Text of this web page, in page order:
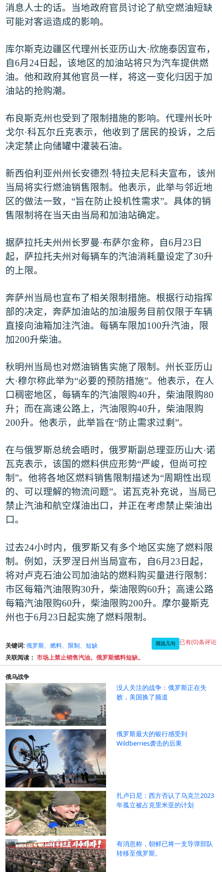
消息人士的话。当地政府官员讨论了航空燃油短缺
可能对客运造成的影响。
库尔斯克边疆区代理州长亚历山大·欣施泰因宣布，
自6月 24日起，该地区的加油站将只为汽车提供燃
油。他和政府其他官员一样，将这一变化归因于加
油站的抢购潮。
布良斯克州也受到了限制措施的影响。代理州长叶
戈尔·科瓦尔丘克表示，他收到了居民的投诉，之后
决定禁止向储罐中灌装石油。
新西伯利亚州州长安德烈·特拉夫尼科夫宣布，该州
当局将实行燃油销售限制。他表示，此举与邻近地
区的做法一致， “旨在防止投机性需求”。具体的销
售限制将在当天由当局和加油站确定。
据萨拉托夫州州长罗曼·布萨尔金称，自6月 23 日
起，萨拉托夫州对每辆车的汽油消耗量设定了30升
的上限。
奔萨州当局也宣布了相关限制措施。根据行动指挥
部的决定，奔萨加油站的加油服务目前仅限于车辆
直接向油箱加注汽油。每辆车限加100升汽油，限
加200升柴油。
秋明州当局也对燃油销售实施了限制。州长亚历山
大·穆尔称此举为“必要的预防措施”。他表示，在人
口稠密地区，每辆车的汽油限购40升，柴油限购80
升；而在高速公路上，汽油限购40升，柴油限购
200升。他表示，此举旨在“防止需求过剩”。
在与俄罗斯总统会晤时，俄罗斯副总理亚历山大·诺
瓦克表示，该国的燃料供应形势“严峻，但尚可控
制 ”。他将各地区燃料销售限制描述为“周期性出现
的、可以理解的物流问题”。诺瓦克补充说，当局已
禁止汽油和航空煤油出口，并正在考虑禁止柴油出
口。
过去24小时内，俄罗斯又有多个地区实施了燃料限
制。例如，沃罗涅日州当局宣布，自6月 23 日起，
将对卢克石油公司加油站的燃料购买量进行限制：
市区每箱汽油限购30升，柴油限购60升；高速公路
每箱汽油限购60升，柴油限购200升。摩尔曼斯克
州也于6月 23 日起实施了燃料限制。
关键词: 俄罗斯、燃料、限制、短缺 我说几句 已有(0)条评论
关联阅读： 市场上禁止销售汽油。俄罗斯燃料短缺。
俄乌战争
没人关注的战争：俄罗斯正在失
败，美国换了频道
俄罗斯最大的银行感受到
Wildberries袭击的后果
扎卢日尼：西方否认了乌克兰2023
年孤立被占克里米亚的计划
有消息称，朝鲜已将一支导弹部队
转移至俄罗斯。